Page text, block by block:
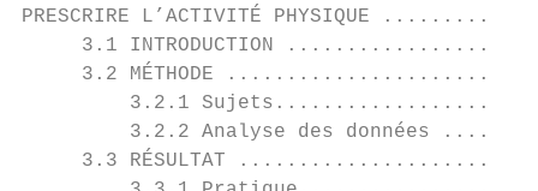
PRESCRIRE L’ACTIVITÉ
3.1 INTRODUCTION
3.2 MÉTHODE
3.2.1
3.2.2 Analyse des données
3.3 RÉSULTAT